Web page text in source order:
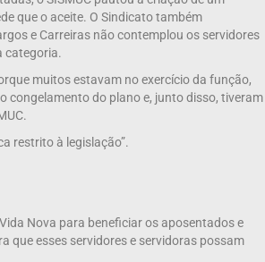
que o aceite. O Sindicato também
e Carreiras não contemplou os servidores
categoria.
muitos estavam no exercício da função,
congelamento do plano e, junto disso, tiveram
restrito à legislação”.
Nova para beneficiar os aposentados e
que esses servidores e servidoras possam